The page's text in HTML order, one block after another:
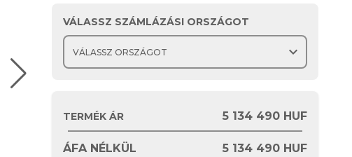
VÁLASSZ SZÁMLÁZÁSI ORSZÁGOT
expand_more
TERMÉK ÁR 5 134 490 HUF
ÁFA NÉLKÜL 5 134 490 HUF